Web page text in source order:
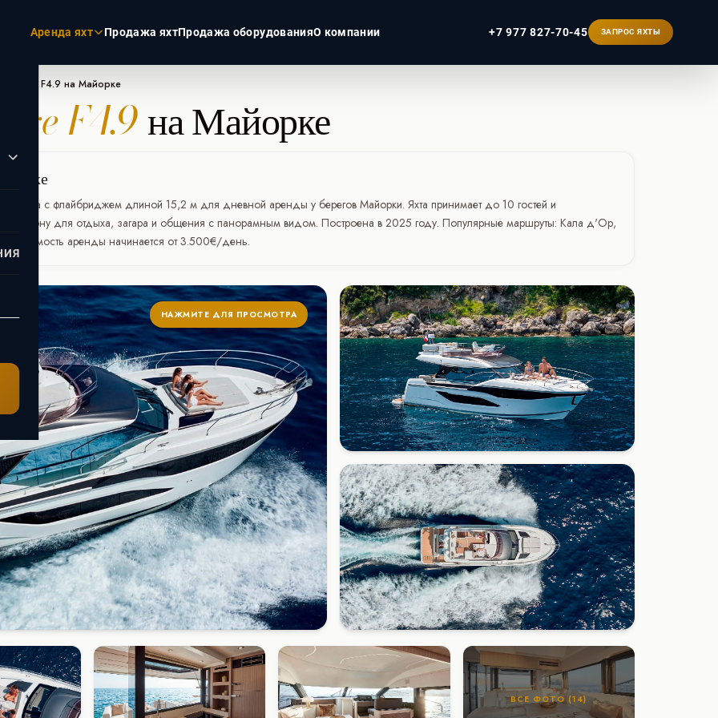
Аренда яхт
Пхукет
Мальдивы
Сейшелы
Москва
Продажа яхтПродажа оборудованияО компании +7 977 827-70-45 ЗАПРОС ЯХТЫ
Prestige F4.9 на Майорке
F4.9на Майорке
яхта с флайбриджем длиной 15,2 м для дневной аренды у берегов Майорки. Яхта принимает до 10 гостей и
зону для отдыха, загара и общения с панорамным видом. Построена в 2025 году. Популярные маршруты: Кала д'Ор,
Стоимость аренды начинается от 3.500€/день.
НАЖМИТЕ ДЛЯ ПРОСМОТРА
ВСЕ ФОТО (14)